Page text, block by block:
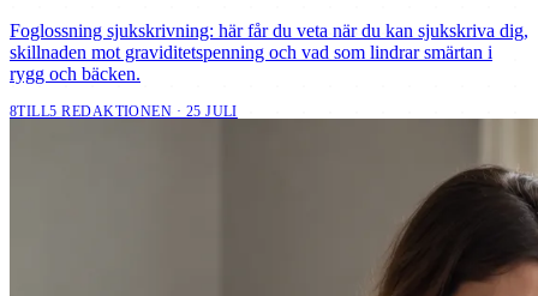
Foglossning sjukskrivning: här får du veta när du kan sjukskriva dig,
skillnaden mot graviditetspenning och vad som lindrar smärtan i
rygg och bäcken.
8TILL5 REDAKTIONEN · 25 JULI